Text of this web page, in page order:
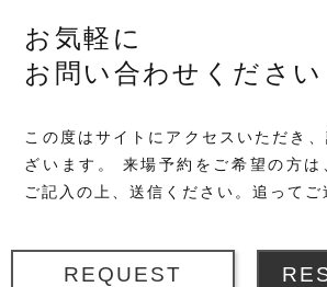
お気軽に
お問い合わせください
この度はサイトにアクセスいただき
ざいます。
来場予約をご希望の方は
ご記入の上、送信ください。追ってご
REQUEST